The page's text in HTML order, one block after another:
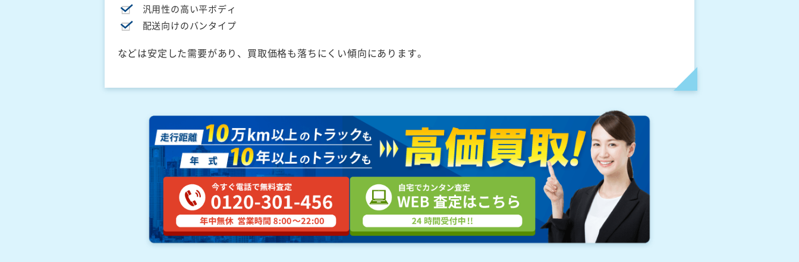
汎用性の高い平ボディ
配送向けのバンタイプ
などは安定した需要があり、買取価格も落ちにくい傾向にあります。